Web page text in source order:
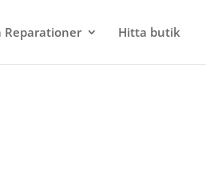
Reparationer Hitta butik